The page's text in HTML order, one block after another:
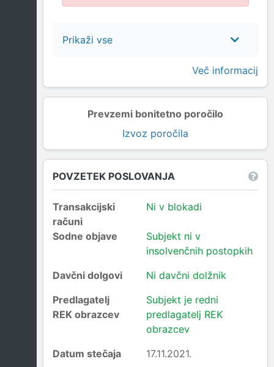
Prevzemi bonitetno poročilo
Izvoz poročila
Prikaži vse
Več informacij
POVZETEK POSLOVANJA
Transakcijski
računi
Ni v blokadi
Sodne objave
Subjekt ni v
insolvenčnih postopkih
Davčni dolgovi
Ni davčni dolžnik
Predlagatelj
REK obrazcev
Subjekt je redni
predlagatelj REK
obrazcev
Datum stečaja
17.11.2021.